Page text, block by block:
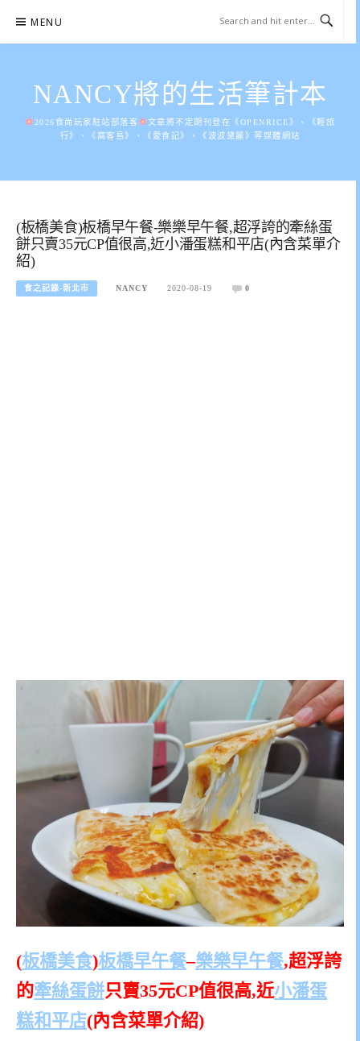
content
MENU
NANCY將的生活筆計本
2026食尚玩家駐站部落客
文章將不定期刊登在《OPENRICE》、《輕旅
行》、《窩客島》、《愛食記》、《波波黛麗》等媒體網站
(板橋美食)板橋早午餐-樂樂早午餐,超浮誇的牽絲蛋
餅只賣35元CP值很高,近小潘蛋糕和平店(內含菜單介
紹)
食之記錄-新北市 NANCY 2020-08-19 0
(板橋美食)板橋早午餐–樂樂早午餐,超浮誇
的牽絲蛋餅只賣35元CP值很高,近小潘蛋
糕和平店(內含菜單介紹)